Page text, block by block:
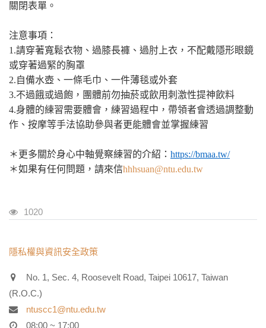
關閉表單。
注意事項：
1.請穿著寬鬆衣物、過膝長褲、過肘上衣，不配戴隱形眼鏡
或穿著過緊的胸罩
2.自備水壺、一條毛巾、一件薄毯或外套
3.不過餓或過飽，團體前勿抽菸或飲用刺激性提神飲料
4.身體的練習需要體會，練習過程中，帶領者會透過調整動
作、按摩等手法協助參與者更能體會並掌握練習
＊更多關於身心中軸覺察練習的介紹： https://bmaa.tw/
＊如果有任何問題，請來信hhhsuan@ntu.edu.tw
瀏覽人次
1020
:::
隱私權與資訊安全政策
No. 1, Sec. 4, Roosevelt Road, Taipei 10617, Taiwan
(R.O.C.)
ntuscc1@ntu.edu.tw
08:00 ~ 17:00